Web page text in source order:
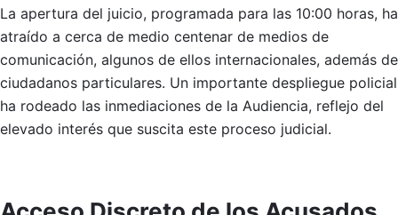
La apertura del juicio, programada para las 10:00 horas, ha
atraído a cerca de medio centenar de medios de
comunicación, algunos de ellos internacionales, además de
ciudadanos particulares. Un importante despliegue policial
ha rodeado las inmediaciones de la Audiencia, reflejo del
elevado interés que suscita este proceso judicial.